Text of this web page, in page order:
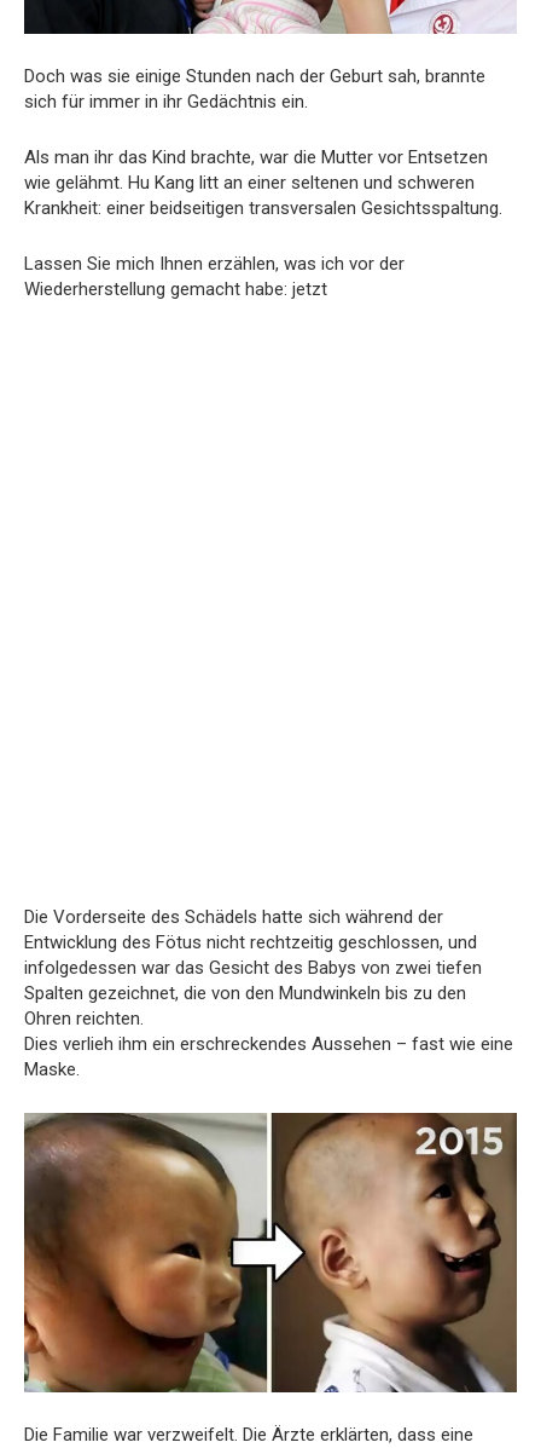
Doch was sie einige Stunden nach der Geburt sah, brannte
sich für immer in ihr Gedächtnis ein.
Als man ihr das Kind brachte, war die Mutter vor Entsetzen
wie gelähmt. Hu Kang litt an einer seltenen und schweren
Krankheit: einer beidseitigen transversalen Gesichtsspaltung.
Lassen Sie mich Ihnen erzählen, was ich vor der
Wiederherstellung gemacht habe: jetzt
Die Vorderseite des Schädels hatte sich während der
Entwicklung des Fötus nicht rechtzeitig geschlossen, und
infolgedessen war das Gesicht des Babys von zwei tiefen
Spalten gezeichnet, die von den Mundwinkeln bis zu den
Ohren reichten.
Dies verlieh ihm ein erschreckendes Aussehen – fast wie eine
Maske.
Die Familie war verzweifelt. Die Ärzte erklärten, dass eine